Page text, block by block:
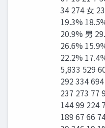
34 274 女
19.3%
20.9% 男
26.6%
22.2%
5,833 529
292 334
237 273 77
144 99 224
189 67 66